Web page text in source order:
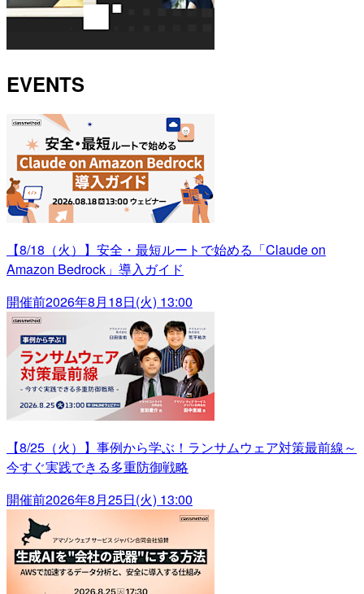
EVENTS
【8/18（火）】安全・最短ルートで始める「Claude on
Amazon Bedrock」導入ガイド
開催前2026年8月18日(火) 13:00
【8/25（火）】事例から学ぶ！ランサムウェア対策最前線～
今すぐ実践できる多重防御戦略
開催前2026年8月25日(火) 13:00